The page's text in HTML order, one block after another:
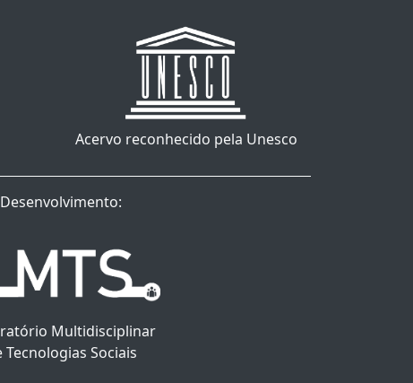
Acervo reconhecido pela Unesco
Desenvolvimento:
Multidisciplinar
Tecnologias Sociais